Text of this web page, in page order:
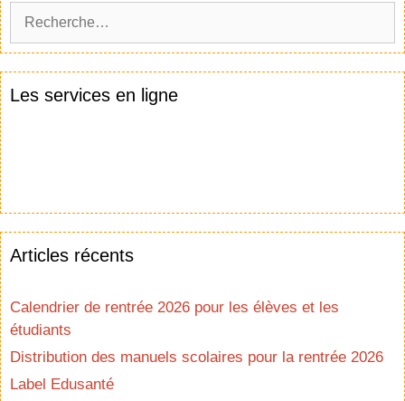
Les services en ligne
Articles récents
Calendrier de rentrée 2026 pour les élèves et les
étudiants
Distribution des manuels scolaires pour la rentrée 2026
Label Edusanté